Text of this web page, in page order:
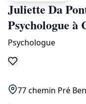
Juliette Da
Psychologue à
Psychologue
77 chemin Pré